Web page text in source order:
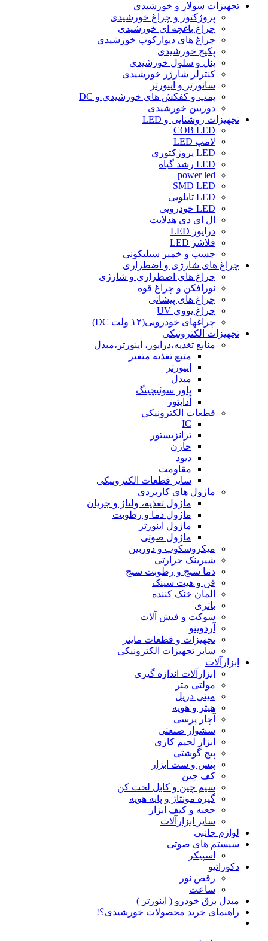
تجهیزات سولار و خورشیدی
پروژکتور و چراغ خورشیدی
چراغ باغچه ای خورشیدی
چراغ های دیوارکوب خورشیدی
پکیج خورشیدی
پنل و سلول خورشیدی
کنترلر شارژر خورشیدی
سانورتر و اینورتر
پمپ و کفکش های خورشیدی و DC
دوربین خورشیدی
تجهیزات روشنایی و LED
COB LED
لامپ LED
LED پروژکتوری
LED رشد گیاه
power led
SMD LED
LED تابلویی
LED خودرویی
ال ای دی هدلایت
درایور LED
فلاشر LED
چسب و خمیر سیلیکونی
چراغ های شارژی و اضطراری
چراغ های اضطراری و شارژی
نورافکن و چراغ قوه
چراغ های پیشانی
چراغ یووی UV
چراغهای خودرویی(۱۲ ولت DC)
تجهیزات الکترونیکی
منابع تغذیه،درایور، اینورتر،مبدل
منبع تغذیه متغیر
اینورتر
مبدل
پاور سوئیچینگ
آداپتور
قطعات الکترونیکی
IC
ترانزیستور
خازن
دیود
مقاومت
سایر قطعات الکترونیکی
ماژول های کاربردی
ماژول تغذیه، ولتاژ و جریان
ماژول دما و رطوبت
ماژول اینورتر
ماژول صوتی
میکروسکوپ و دوربین
شیرینک حرارتی
دما سنج و رطوبت سنج
فن و هیت سینک
المان خنک کننده
باتری
سوکت و فیش آلات
آردوینو
تجهیزات و قطعات ماینر
سایر تجهیزات الکترونیکی
ابزارآلات
ابزارآلات اندازه گیری
مولتی متر
مینی دریل
هیتر و هویه
آچار پرسی
سشوار صنعتی
ابزار لحیم کاری
پیچ گوشتی
پنس و ست ابزار
کف چین
سیم چین و کابل لخت کن
گیره مونتاژ و پایه هویه
جعبه و کیف ابزار
سایر ابزارآلات
لوازم جانبی
سیستم های صوتی
اسپیکر
دکوراتیو
رقص نور
ساعت
مبدل برق خودرو ( اینورتر )
راهنمای خرید محصولات خورشیدی؟!